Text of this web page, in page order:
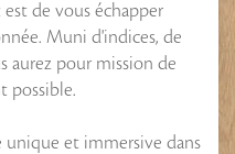
de vous échapper
Muni d'indices, de
aurez pour mission de
possible.
unique et immersive dans